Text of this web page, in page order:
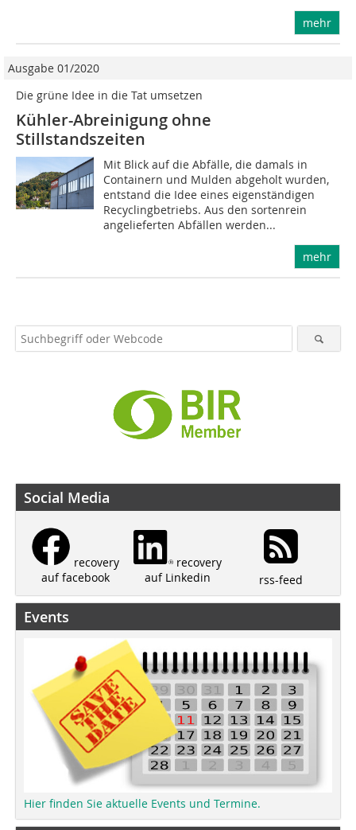
mehr
Ausgabe 01/2020
Die grüne Idee in die Tat umsetzen
Kühler-Abreinigung ohne
Stillstandszeiten
Mit Blick auf die Abfälle, die damals in
Containern und Mulden abgeholt wurden,
entstand die Idee eines eigenständigen
Recyclingbetriebs. Aus den sortenrein
angelieferten Abfällen werden...
mehr
Social Media
recovery
auf facebook
recovery
auf Linkedin
rss-feed
Events
Hier finden Sie aktuelle Events und Termine.